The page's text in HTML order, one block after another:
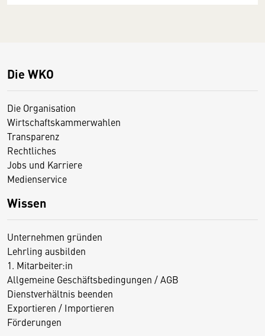
Die WKO
Die Organisation
Wirtschaftskammerwahlen
Transparenz
Rechtliches
Jobs und Karriere
Medienservice
Wissen
Unternehmen gründen
Lehrling ausbilden
1. Mitarbeiter:in
Allgemeine Geschäftsbedingungen / AGB
Dienstverhältnis beenden
Exportieren / Importieren
Förderungen